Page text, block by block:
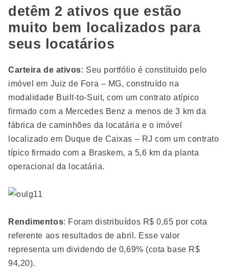
detêm 2 ativos que estão
muito bem localizados para
seus locatários
Carteira de ativos: Seu portfólio é constituído pelo
imóvel em Juiz de Fora – MG, construído na
modalidade Built-to-Suit, com um contrato atípico
firmado com a Mercedes Benz a menos de 3 km da
fábrica de caminhões da locatária e o imóvel
localizado em Duque de Caixas – RJ com um contrato
típico firmado com a Braskem, a 5,6 km da planta
operacional da locatária.
Rendimentos: Foram distribuídos R$ 0,65 por cota
referente aos resultados de abril. Esse valor
representa um dividendo de 0,69% (cota base R$
94,20).